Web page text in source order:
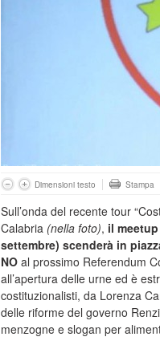
Dimensioni testo Stampa
Sull’onda del recente tour
Calabria (nella foto), il
settembre) scenderà in
NO al prossimo Referendum
all’apertura delle urne ed è
costituzionalisti, da Lorenza
delle riforme del governo
menzogne e slogan per